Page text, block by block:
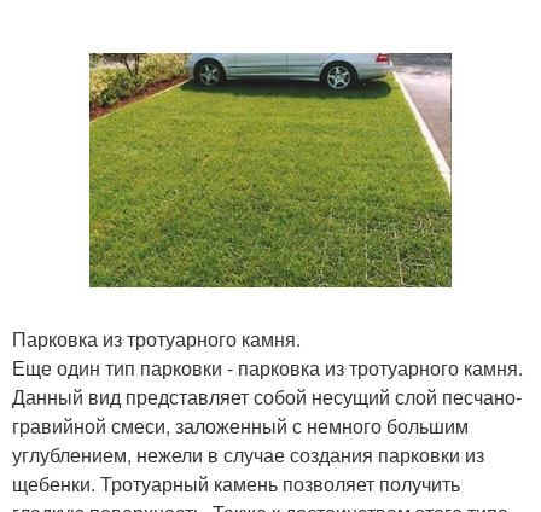
Парковка из тротуарного камня.
Еще один тип парковки - парковка из тротуарного камня.
Данный вид представляет собой несущий слой песчано-
гравийной смеси, заложенный с немного большим
углублением, нежели в случае создания парковки из
щебенки. Тротуарный камень позволяет получить